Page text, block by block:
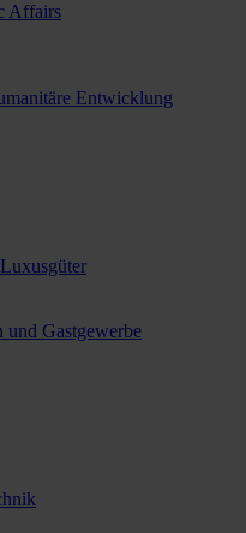
Affairs
Entwicklung
und Gastgewerbe